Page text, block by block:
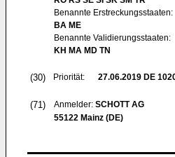
Benannte Erstreckungsstaaten:
BA ME
Benannte Validierungsstaaten:
KH MA MD TN
(30) Priorität: 27.06.2019 DE
(71) Anmelder: SCHOTT AG
55122 Mainz (DE)